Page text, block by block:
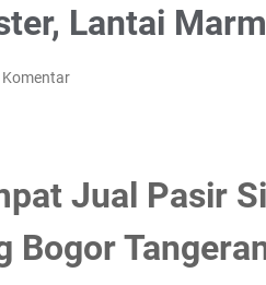
Lantai
Jual Pasir
Bogor